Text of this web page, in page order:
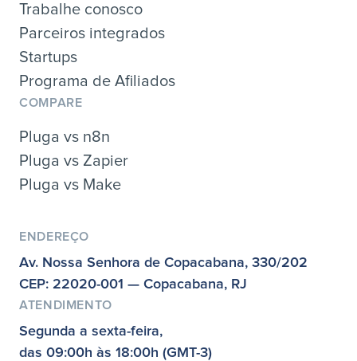
Trabalhe conosco
Parceiros integrados
Startups
Programa de Afiliados
COMPARE
Pluga vs n8n
Pluga vs Zapier
Pluga vs Make
ENDEREÇO
Av. Nossa Senhora de Copacabana, 330/202
CEP: 22020-001 — Copacabana, RJ
ATENDIMENTO
Segunda a sexta-feira,
das 09:00h às 18:00h (GMT-3)